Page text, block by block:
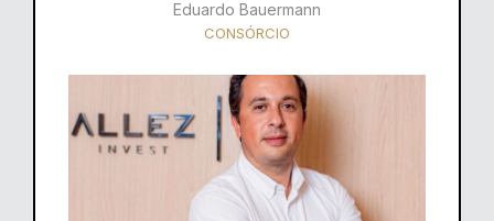
Eduardo Bauermann
CONSÓRCIO